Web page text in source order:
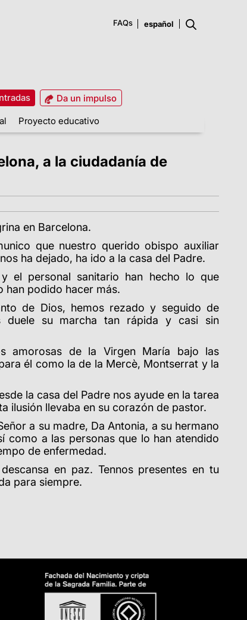
FAQs
Da un impulso
Proyecto educativo
a la ciudadanía de
en Barcelona.
que nuestro querido obispo auxiliar
ha dejado, ha ido a la casa del Padre.
el personal sanitario han hecho lo que
han podido hacer más.
de Dios, hemos rezado y seguido de
duele su marcha tan rápida y casi sin
amorosas de la Virgen María bajo las
él como la de la Mercè, Montserrat y la
la casa del Padre nos ayude en la tarea
ilusión llevaba en su corazón de pastor.
a su madre, Da Antonia, a su hermano
como a las personas que lo han atendido
de enfermedad.
en paz. Tennos presentes en tu
para siempre.